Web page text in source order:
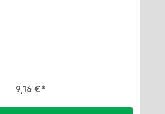
Regulärer Preis:
9,16 €